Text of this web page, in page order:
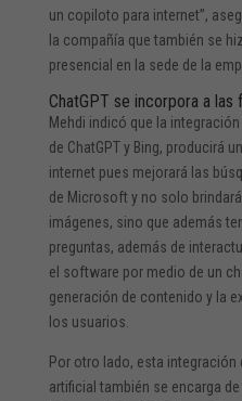
un copiloto para internet”,
la compañía que también se
presencial en la sede de la
ChatGPT se incorpora a
Mehdi indicó que la
de ChatGPT y Bing, producirá
internet pues mejorará las
de Microsoft y no solo
imágenes, sino que además
preguntas, además de
el software por medio de un
generación de contenido y la
los usuarios.
Por otro lado, esta integración
artificial también se encarga